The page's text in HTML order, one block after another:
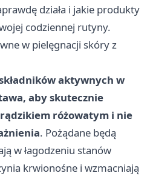
działa i jakie produkty
codziennej rutyny.
w pielęgnacji skóry z
aktywnych w
aby skutecznie
różowatym i nie
. Pożądane będą
w łagodzeniu stanów
krwionośne i wzmacniają